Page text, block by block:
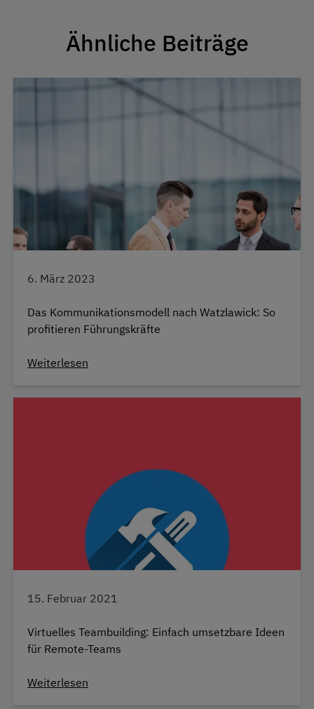
Ähnliche Beiträge
6. März 2023
Das Kommunikationsmodell nach Watzlawick: So
profitieren Führungskräfte
Weiterlesen
15. Februar 2021
Virtuelles Teambuilding: Einfach umsetzbare Ideen
für Remote-Teams
Weiterlesen